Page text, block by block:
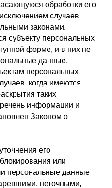
обработки его
случаев,
законами.
субъекту персональных
форме, и в них не
данные,
персональных
когда имеются
таких
информации и
Законом о
его
или
персональные данные
неточными,